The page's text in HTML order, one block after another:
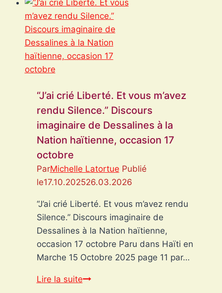
:
entre
spectacle
viral
et
en
Haïti
“J’ai crié Liberté. Et vous m’avez
rendu Silence.” Discours
imaginaire de Dessalines à la
Nation haïtienne, occasion 17
octobre
ParMichelle Latortue Publié
le17.10.202526.03.2026
“J’ai crié Liberté. Et vous m’avez rendu
Silence.” Discours imaginaire de
Dessalines à la Nation haïtienne,
occasion 17 octobre Paru dans Haïti en
Marche 15 Octobre 2025 page 11 par…
Lire la suite“J’ai